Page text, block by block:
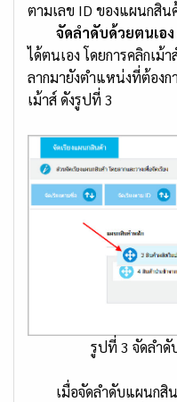
ตามเลข ID ของแผนกสิน
จัดลำดับด้วยตนเอง
ได้ตนเอง โดยการคลิกเ
ลากมายังตำแหน่งที่ต้องก
เม้าส์ ดังรูปที่ 3
รูปที่ 3 จัดลำดั
เมื่อจัดลำดับแผนกสิน